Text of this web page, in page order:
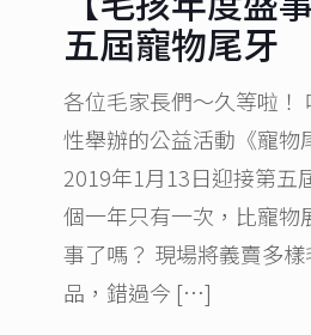
五屆寵物尾牙
各位毛家長們～久等啦！
性舉辦的公益活動《寵物
2019年1月13日迎接第五
個一年只有一次，比寵物
事了嗎？ 現場將義賣多
品，錯過今 […]